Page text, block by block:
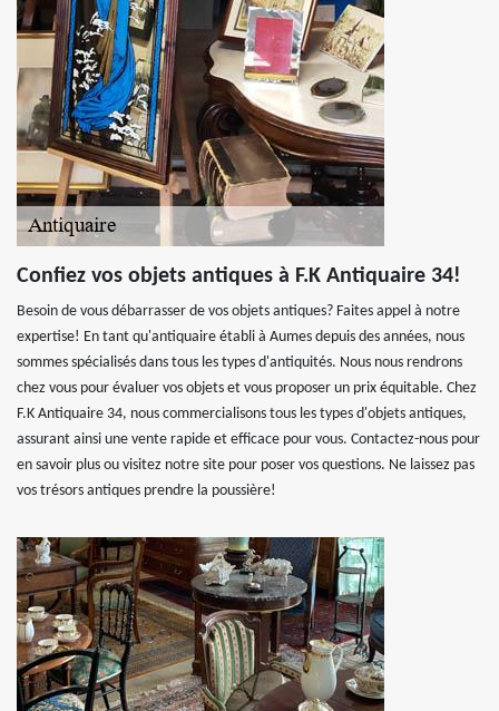
Confiez vos objets antiques à F.K Antiquaire 34!
Besoin de vous débarrasser de vos objets antiques? Faites appel à notre
expertise! En tant qu'antiquaire établi à Aumes depuis des années, nous
sommes spécialisés dans tous les types d'antiquités. Nous nous rendrons
chez vous pour évaluer vos objets et vous proposer un prix équitable. Chez
F.K Antiquaire 34, nous commercialisons tous les types d'objets antiques,
assurant ainsi une vente rapide et efficace pour vous. Contactez-nous pour
en savoir plus ou visitez notre site pour poser vos questions. Ne laissez pas
vos trésors antiques prendre la poussière!